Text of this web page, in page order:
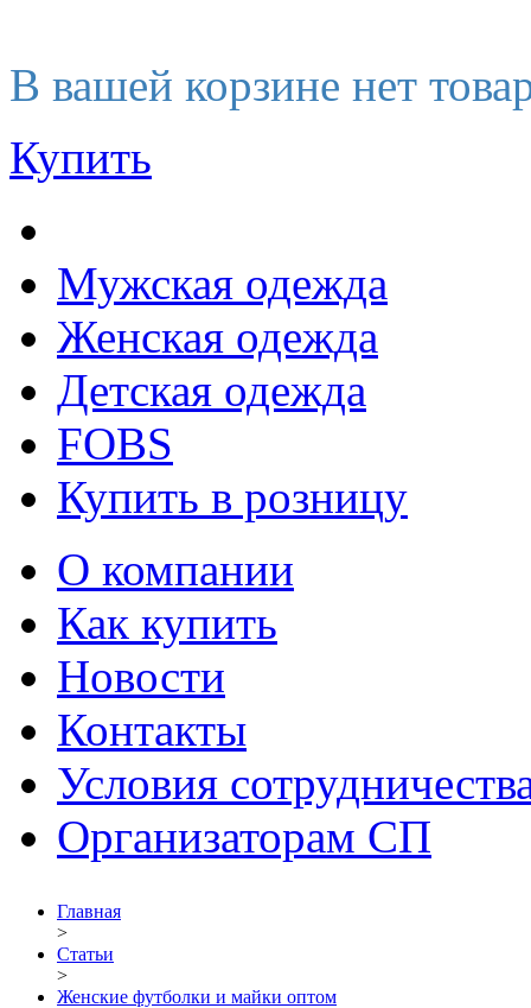
В вашей корзине нет
Купить
Мужская одежда
Женская одежда
Детская одежда
FOBS
Купить в розницу
О компании
Как купить
Новости
Контакты
Условия
Организаторам СП
Главная
>
Статьи
>
Женские футболки и майки оптом